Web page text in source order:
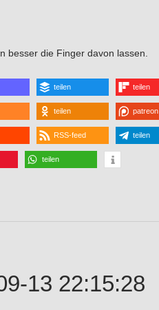
besser die Finger davon lassen.
teilen teilen
teilen patreon
RSS-feed teilen
teilen
13 22:15:28